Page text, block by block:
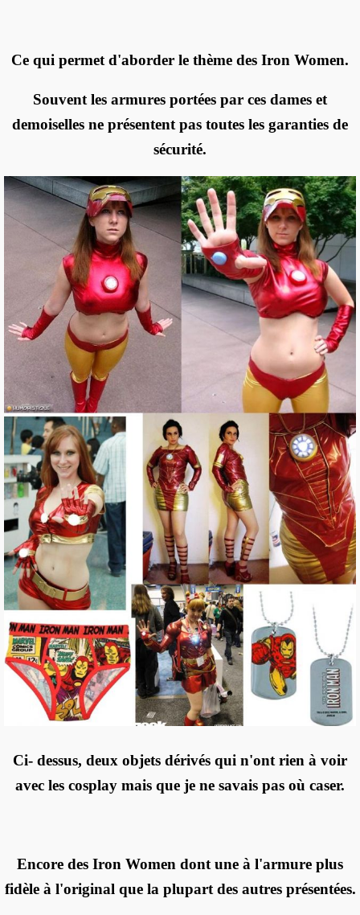
Ce qui permet d'aborder le thème des Iron Women.
Souvent les armures portées par ces dames et
demoiselles ne présentent pas toutes les garanties de
sécurité.
Ci- dessus, deux objets dérivés qui n'ont rien à voir
avec les cosplay mais que je ne savais pas où caser.
Encore des Iron Women dont une à l'armure plus
fidèle à l'original que la plupart des autres présentées.